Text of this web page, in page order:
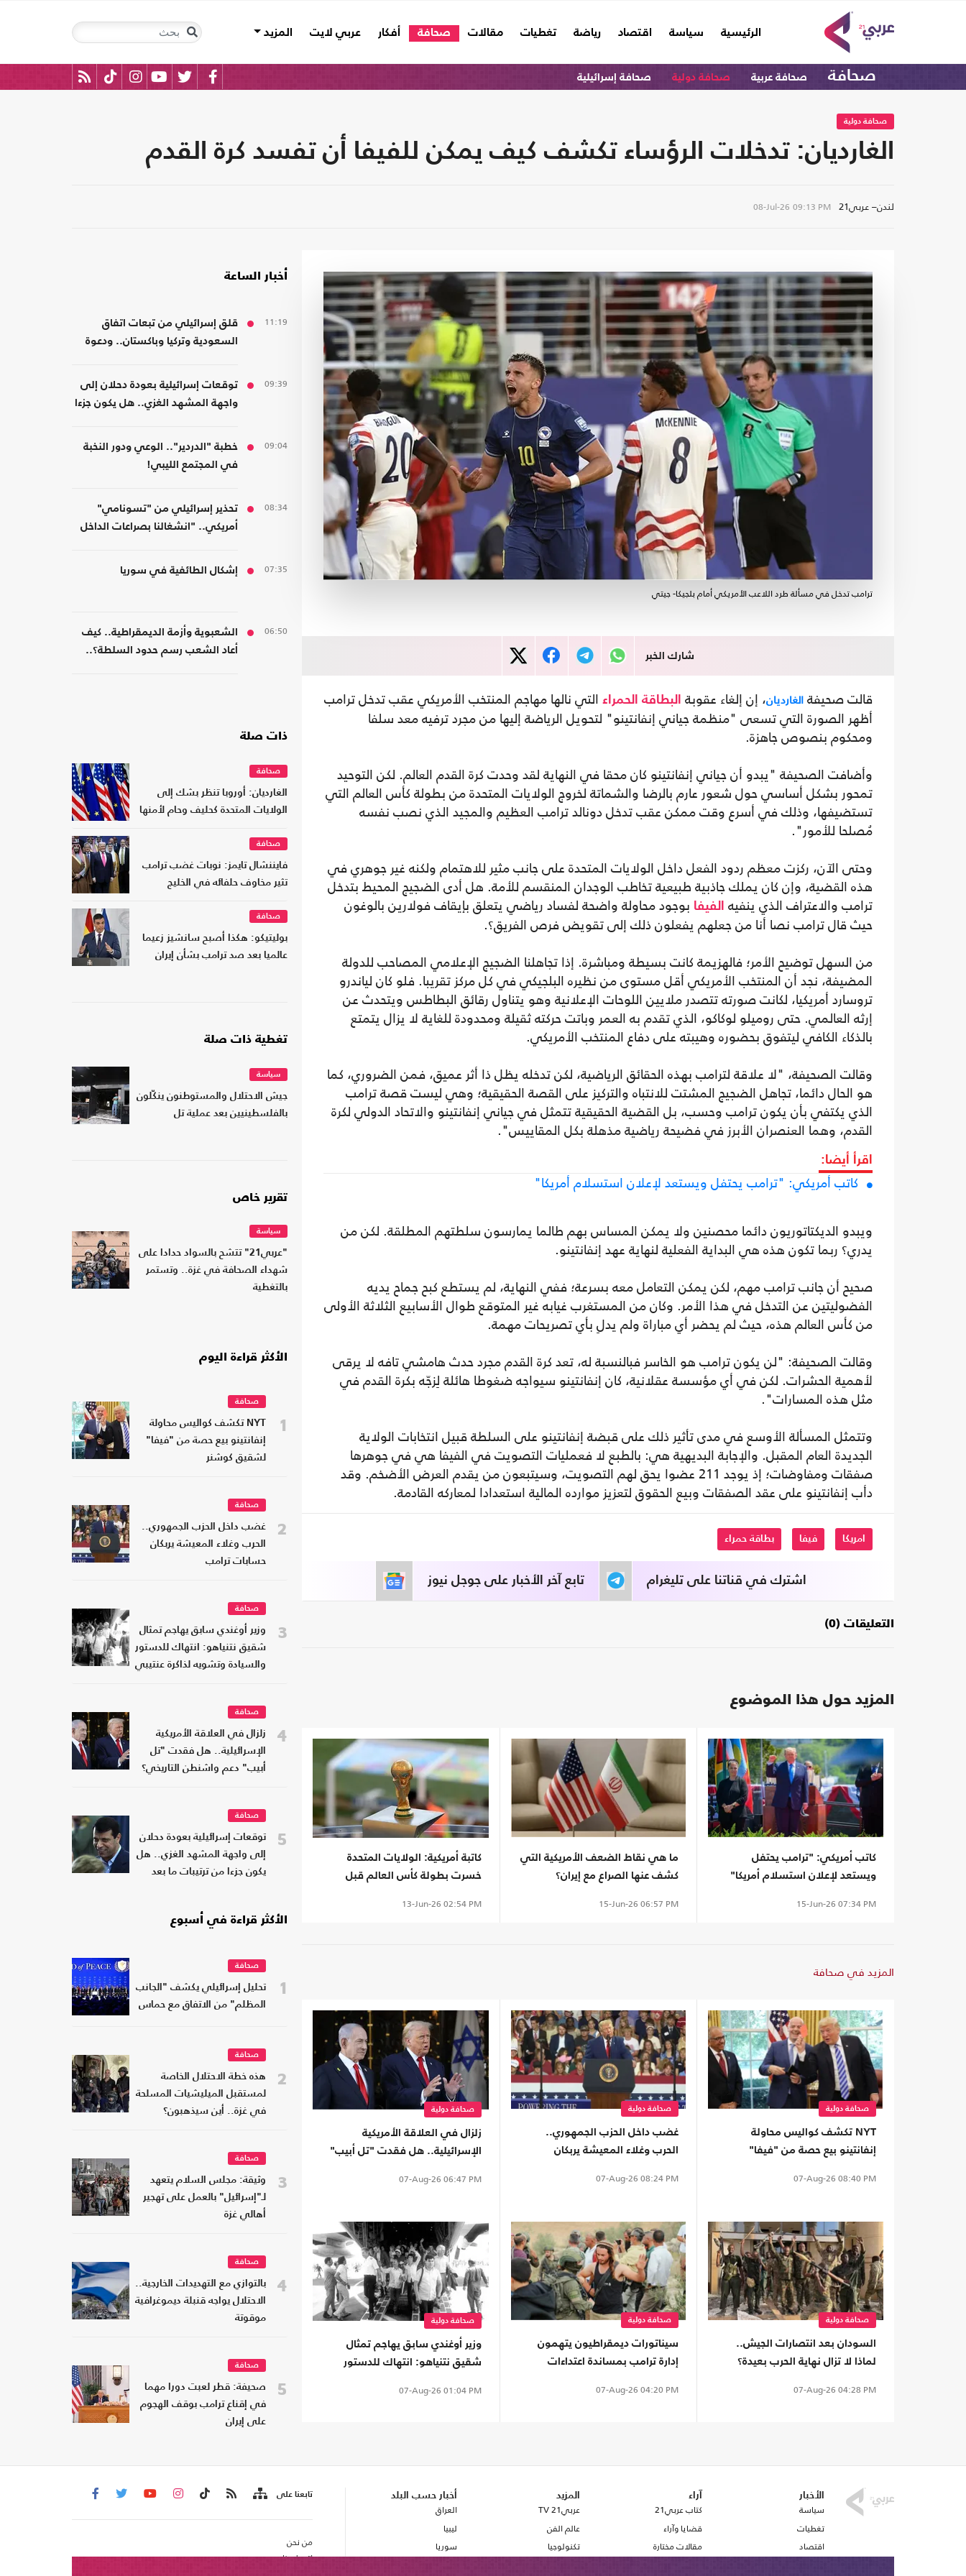
الرئيسية
(current) سياسة اقتصاد رياضة تغطيات مقالات صحافة أفكار عربي لايت المزيد
صحافة صحافة عربية صحافة دولية صحافة إسرائيلية
صحافة دولية
الغارديان: تدخلات الرؤساء تكشف كيف يمكن للفيفا أن تفسد كرة القدم
لندن– عربي21 08-Jul-26 09:13 PM
ترامب تدخل في مسألة طرد اللاعب الأمريكي أمام بلجيكا- جيتي
شارك الخبر
قالت صحيفة الغارديان، إن إلغاء عقوبة البطاقة الحمراء التي نالها مهاجم المنتخب الأمريكي عقب تدخل ترامب
أظهر الصورة التي تسعى "منظمة جياني إنفانتينو" لتحويل الرياضة إليها من مجرد ترفيه معد سلفا
ومحكوم بنصوص جاهزة.
وأضافت الصحيفة "يبدو أن جياني إنفانتينو كان محقا في النهاية لقد وحدت كرة القدم العالم. لكن التوحيد
تمحور بشكل أساسي حول شعور عارم بالرضا والشماتة لخروج الولايات المتحدة من بطولة كأس العالم التي
تستضيفها، وذلك في أسرع وقت ممكن عقب تدخل دونالد ترامب العظيم والمجيد الذي نصب نفسه
مُصلحا للأمور".
وحتى الآن، ركزت معظم ردود الفعل داخل الولايات المتحدة على جانب مثير للاهتمام ولكنه غير جوهري في
هذه القضية، وإن كان يملك جاذبية طبيعية تخاطب الوجدان المنقسم للأمة. هل أدى الضجيج المحيط بتدخل
ترامب والاعتراف الذي ينفيه
الفيفا بوجود محاولة واضحة لفساد رياضي يتعلق بإيقاف فولارين بالوغون
حيث قال ترامب نصا أنا من جعلهم يفعلون ذلك إلى تقويض فرص الفريق؟.
من السهل توضيح الأمر؛ فالهزيمة كانت بسيطة ومباشرة. إذا تجاهلنا الضجيج الإعلامي المصاحب للدولة
المضيفة، نجد أن المنتخب الأمريكي أقل مستوى من نظيره البلجيكي في كل مركز تقريبا. فلو كان لياندرو
تروسارد أمريكيا، لكانت صورته تتصدر ملايين اللوحات الإعلانية وهو يتناول رقائق البطاطس ويتحدث عن
إرثه العالمي. حتى روميلو لوكاكو، الذي تقدم به العمر وباتت حركته ثقيلة ومحدودة للغاية لا يزال يتمتع
بالذكاء الكافي ليتفوق بحضوره وهيبته على دفاع المنتخب الأمريكي.
وقالت الصحيفة، "لا علاقة لترامب بهذه الحقائق الرياضية، لكن تدخله يظل ذا أثر عميق، فمن الضروري، كما
هو الحال دائما، تجاهل الضجيج المشتت للانتباه والتركيز على القصة الحقيقية؛ وهي ليست قصة ترامب
الذي يكتفي بأن يكون ترامب وحسب، بل القضية الحقيقية تتمثل في جياني إنفانتينو والاتحاد الدولي لكرة
القدم، وهما العنصران الأبرز في فضيحة رياضية مذهلة بكل المقاييس".
اقرأ أيضا:
كاتب أمريكي: "ترامب يحتفل ويستعد لإعلان استسلام أمريكا"
ويبدو الديكتاتوريون دائما محصنين ولا يمكن المساس بهم طالما يمارسون سلطتهم المطلقة. لكن من
يدري؟ ربما تكون هذه هي البداية الفعلية لنهاية عهد إنفانتينو.
صحيح أن جانب ترامب مهم، لكن يمكن التعامل معه بسرعة؛ ففي النهاية، لم يستطع كبح جماح يديه
الفضوليتين عن التدخل في هذا الأمر. وكان من المستغرب غيابه غير المتوقع طوال الأسابيع الثلاثة الأولى
من كأس العالم هذه، حيث لم يحضر أي مباراة ولم يدلِ بأي تصريحات مهمة.
وقالت الصحيفة: "لن يكون ترامب هو الخاسر فبالنسبة له، تعد كرة القدم مجرد حدث هامشي تافه لا يرقى
لأهمية الحشرات. لكن في أي مؤسسة عقلانية، كان إنفانتينو سيواجه ضغوطا هائلة لِزجّه بكرة القدم في
مثل هذه المسارات".
وتتمثل المسألة الأوسع في مدى تأثير ذلك على قبضة إنفانتينو على السلطة قبيل انتخابات الولاية
الجديدة العام المقبل. والإجابة البديهية هي: بالطبع لا فعمليات التصويت في الفيفا هي في جوهرها
صفقات ومفاوضات؛ إذ يوجد 211 عضوا يحق لهم التصويت، وسيتبعون من يقدم العرض الأضخم. وقد
دأب إنفانتينو على عقد الصفقات وبيع الحقوق لتعزيز موارده المالية استعدادا لمعاركه القادمة.
امريكا فيفا بطاقة حمراء
تابع آخر الأخبار على جوجل نيوز اشترك في قناتنا على تليغرام
التعليقات (0)
المزيد حول هذا الموضوع
كاتب أمريكي: "ترامب يحتفل
ويستعد لإعلان استسلام أمريكا"
15-Jun-26 07:34 PM
ما هي نقاط الضعف الأمريكية التي
كشف عنها الصراع مع إيران؟
15-Jun-26 06:57 PM
كاتبة أمريكية: الولايات المتحدة
خسرت بطولة كأس العالم قبل
13-Jun-26 02:54 PM
المزيد في صحافة
صحافة دولية
NYT تكشف كواليس محاولة
إنفانتينو بيع حصة من "فيفا"
07-Aug-26 08:40 PM
صحافة دولية
غضب داخل الحزب الجمهوري..
الحرب وغلاء المعيشة يربكان
07-Aug-26 08:24 PM
صحافة دولية
زلزال في العلاقة الأمريكية
الإسرائيلية.. هل فقدت "تل أبيب"
07-Aug-26 06:47 PM
صحافة دولية
السودان بعد انتصارات الجيش..
لماذا لا تزال نهاية الحرب بعيدة؟
07-Aug-26 04:28 PM
صحافة دولية
سيناتورات ديمقراطيون يتهمون
إدارة ترامب بمساندة اعتداءات
07-Aug-26 04:20 PM
صحافة دولية
وزير أوغندي سابق يهاجم تمثال
شقيق نتنياهو: انتهاك للدستور
07-Aug-26 01:04 PM
أخبار الساعة
11:19
قلق إسرائيلي من تبعات اتفاق
السعودية وتركيا وباكستان.. ودعوة
09:39
توقعات إسرائيلية بعودة دحلان إلى
واجهة المشهد الغزي.. هل يكون جزءا
09:04
خطبة "الدردير".. الوعي ودور النخبة
في المجتمع الليبي!
08:34
تحذير إسرائيلي من "تسونامي"
أمريكي.. "انشغالنا بصراعات الداخل
07:35 إشكال الطائفية في سوريا
06:50
الشعبوية وأزمة الديمقراطية.. كيف
أعاد الشعب رسم حدود السلطة؟..
ذات صلة
صحافة
الغارديان: أوروبا تنظر بشك إلى
الولايات المتحدة كحليف وحام لأمنها
صحافة
فايننشال تايمز: نوبات غضب ترامب
تثير مخاوف حلفائه في الخليج
صحافة
بوليتيكو: هكذا أصبح سانشيز زعيما
عالميا بعد صد ترامب بشأن إيران
تغطية ذات صلة
سياسة
جيش الاحتلال والمستوطنون ينكّلون
بالفلسطينيين بعد عملية تل
تقرير خاص
سياسة
"عربي21" تتشح بالسواد حدادا على
شهداء الصحافة في غزة.. وتستمر
بالتغطية
الأكثر قراءة اليوم
1
صحافة
NYT تكشف كواليس محاولة
إنفانتينو بيع حصة من "فيفا"
لشقيق كوشنر
2
صحافة
غضب داخل الحزب الجمهوري..
الحرب وغلاء المعيشة يربكان
حسابات ترامب
3
صحافة
وزير أوغندي سابق يهاجم تمثال
شقيق نتنياهو: انتهاك للدستور
والسيادة وتشويه لذاكرة عنتيبي
4
صحافة
زلزال في العلاقة الأمريكية
الإسرائيلية.. هل فقدت "تل
أبيب" دعم واشنطن التاريخي؟
5
صحافة
توقعات إسرائيلية بعودة دحلان
إلى واجهة المشهد الغزي.. هل
يكون جزءا من ترتيبات ما بعد
الأكثر قراءة في أسبوع
1
صحافة
تحليل إسرائيلي يكشف "الجانب
المظلم" من الاتفاق مع حماس
2
صحافة
هذه خطة الاحتلال الخاصة
لمستقبل الميليشيات المسلحة
في غزة.. أين سيذهبون؟
3
صحافة
وثيقة: مجلس السلام يتعهد
لـ"إسرائيل" بالعمل على تهجير
أهالي غزة
4
صحافة
بالتوازي مع التهديدات الخارجية..
الاحتلال يواجه قنبلة ديموغرافية
موقوتة
5
صحافة
صحيفة: قطر لعبت دورا مهما
في إقناع ترامب بوقف الهجوم
على إيران
الأخبار
سياسة
تغطيات
اقتصاد
آراء
كتاب عربي21
قضايا وآراء
مقالات مختارة
المزيد
عربي21 TV
عالم الفن
تكنولوجيا
أخبار حسب البلد
العراق
ليبيا
سوريا
تابعنا على
من نحن
اتصل بنا